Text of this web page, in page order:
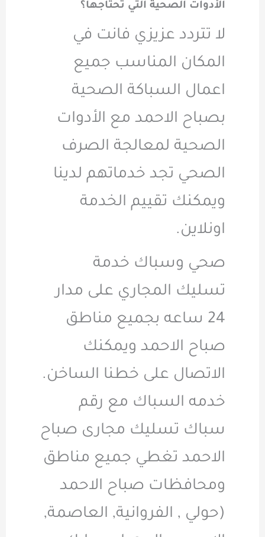
الأدوات الصحية التي تحتاجها؟
لا تتردد عزيزي فانت في
المكان المناسب جميع
اعمال السباكة الصحية
بصباح الاحمد مع الأدوات
الصحية لمعالجة الصرف
الصحي تجد خدماتهم لدينا
ويمكنك تقييم الخدمة
اونلاين.
صحي وسباك خدمة
تسليك المجاري على مدار
24 ساعه بجميع مناطق
صباح الاحمد ويمكنك
الاتصال على خطنا الساخن.
خدمه السباك مع رقم
سباك تسليك مجارى صباح
الاحمد تغطي جميع مناطق
ومحافظات صباح الاحمد
(حولي , الفروانية, العاصمة,